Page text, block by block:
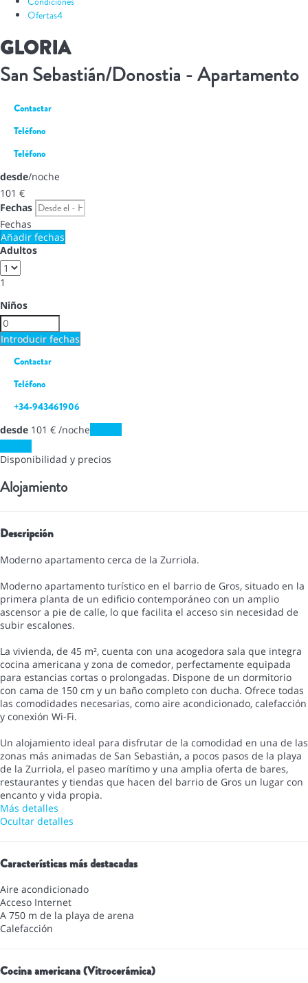
Ofertas4
GLORIA
San Sebastián/Donostia -Apartamento
Contactar
Teléfono
Teléfono
desde/noche
101 €
Fechas
Fechas
Añadir fechas
Adultos
1
Niños
Introducir fechas
Contactar
Teléfono
+34-943461906
desde 101 € /noche
Disponibilidad y precios
Alojamiento
Descripción
Moderno apartamento cerca de la Zurriola.
Moderno apartamento turístico en el barrio de Gros, situado en la
primera planta de un edificio contemporáneo con un amplio
ascensor a pie de calle, lo que facilita el acceso sin necesidad de
subir escalones.
La vivienda, de 45 m², cuenta con una acogedora sala que integra
cocina americana y zona de comedor, perfectamente equipada
para estancias cortas o prolongadas. Dispone de un dormitorio
con cama de 150 cm y un baño completo con ducha. Ofrece todas
las comodidades necesarias, como aire acondicionado, calefacción
y conexión Wi-Fi.
Un alojamiento ideal para disfrutar de la comodidad en una de las
zonas más animadas de San Sebastián, a pocos pasos de la playa
de la Zurriola, el paseo marítimo y una amplia oferta de bares,
restaurantes y tiendas que hacen del barrio de Gros un lugar con
encanto y vida propia.
Más detalles
Ocultar detalles
Características más destacadas
Aire acondicionado
Acceso Internet
A 750 m de la playa de arena
Calefacción
Cocina americana (Vitrocerámica)